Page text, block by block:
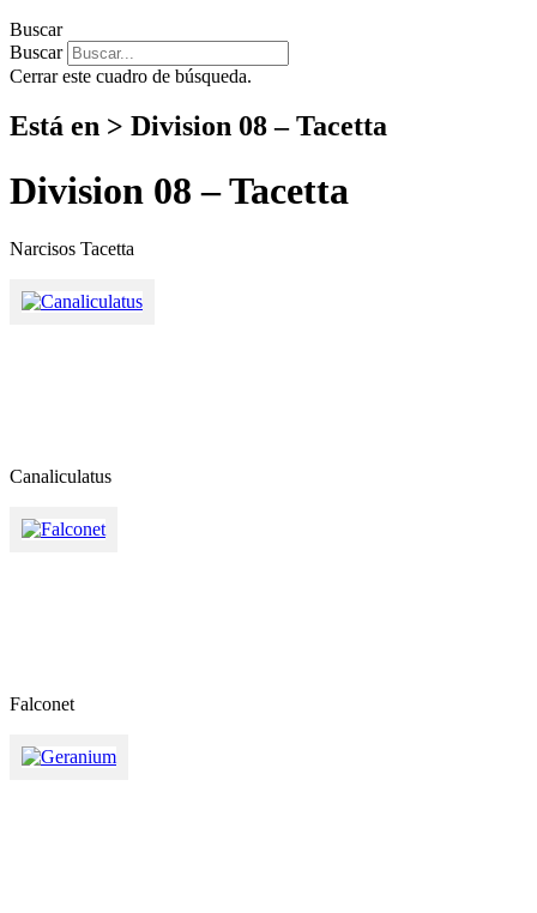
Buscar
Buscar
Cerrar este cuadro de búsqueda.
Está en > Division 08 – Tacetta
Division 08 – Tacetta
Narcisos Tacetta
Canaliculatus
Falconet